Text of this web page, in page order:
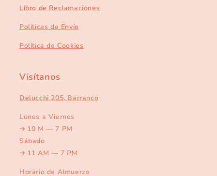
Libro de Reclamaciones
Políticas de Envío
Política de Cookies
Visítanos
Delucchi 205, Barranco
Lunes a Viernes
🡢 10 M — 7 PM
Sábado
🡢 11 AM — 7 PM
Horario de Almuerzo